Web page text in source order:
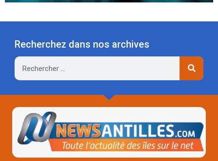
Recherchez dans nos archives
Rechercher